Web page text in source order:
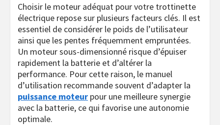
Choisir le moteur adéquat pour votre trottinette
électrique repose sur plusieurs facteurs clés. Il est
essentiel de considérer le poids de l’utilisateur
ainsi que les pentes fréquemment empruntées.
Un moteur sous-dimensionné risque d’épuiser
rapidement la batterie et d’altérer la
performance. Pour cette raison, le manuel
d’utilisation recommande souvent d’adapter la
puissance moteur pour une meilleure synergie
avec la batterie, ce qui favorise une autonomie
optimale.